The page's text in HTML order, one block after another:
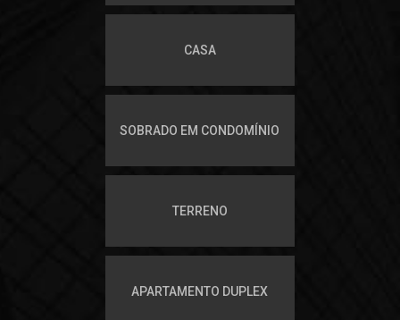
CASA
SOBRADO EM CONDOMÍNIO
TERRENO
APARTAMENTO DUPLEX